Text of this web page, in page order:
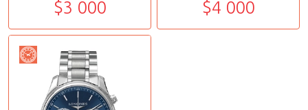
$3 000 $4 000